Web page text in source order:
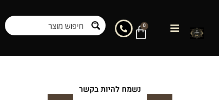
0
נשמח להיות בקשר